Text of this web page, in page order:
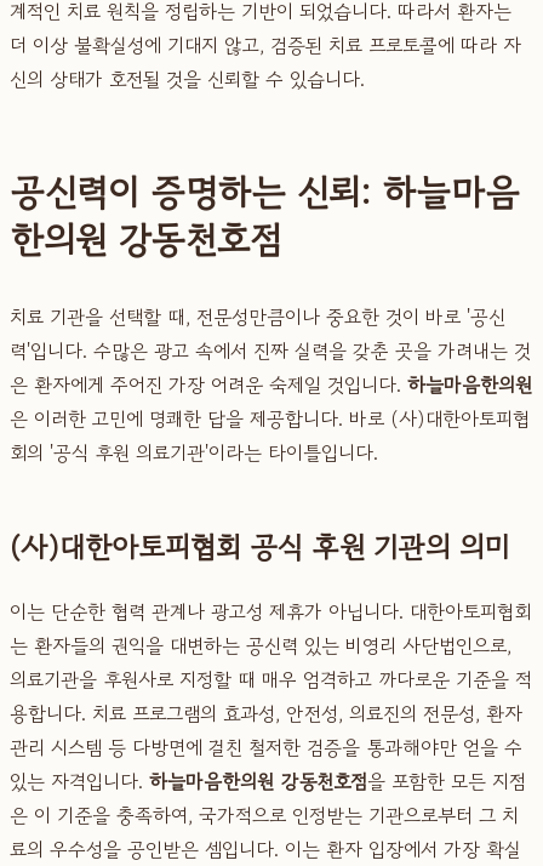
계적인 치료 원칙을 정립하는 기반이 되었습니다. 따라서 환자는
더 이상 불확실성에 기대지 않고, 검증된 치료 프로토콜에 따라 자
신의 상태가 호전될 것을 신뢰할 수 있습니다.
공신력이 증명하는 신뢰: 하늘마음
한의원 강동천호점
치료 기관을 선택할 때, 전문성만큼이나 중요한 것이 바로 '공신
력'입니다. 수많은 광고 속에서 진짜 실력을 갖춘 곳을 가려내는 것
은 환자에게 주어진 가장 어려운 숙제일 것입니다. 하늘마음한의원
은 이러한 고민에 명쾌한 답을 제공합니다. 바로 (사)대한아토피협
회의 '공식 후원 의료기관'이라는 타이틀입니다.
(사)대한아토피협회 공식 후원 기관의 의미
이는 단순한 협력 관계나 광고성 제휴가 아닙니다. 대한아토피협회
는 환자들의 권익을 대변하는 공신력 있는 비영리 사단법인으로,
의료기관을 후원사로 지정할 때 매우 엄격하고 까다로운 기준을 적
용합니다. 치료 프로그램의 효과성, 안전성, 의료진의 전문성, 환자
관리 시스템 등 다방면에 걸친 철저한 검증을 통과해야만 얻을 수
있는 자격입니다. 하늘마음한의원 강동천호점을 포함한 모든 지점
은 이 기준을 충족하여, 국가적으로 인정받는 기관으로부터 그 치
료의 우수성을 공인받은 셈입니다. 이는 환자 입장에서 가장 확실